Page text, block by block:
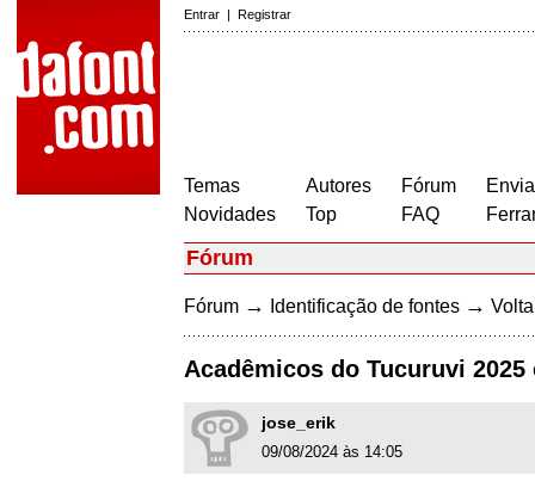
Entrar | Registrar
Temas
Novidades
Autores
Top
Fórum
FAQ
Fórum
Fórum → Identificação de fontes →
Acadêmicos do Tucuruvi
jose_erik
09/08/2024 às 14:05